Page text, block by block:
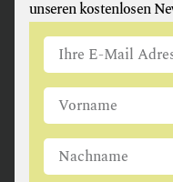
ANGUS &
FLEISCH +
2326 Maria
unseren kostenlosen